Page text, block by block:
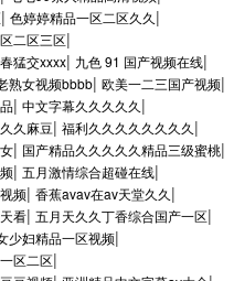
| 色婷婷精品一区二区久久|
二区三区|
猛交xxxx| 九色 91 国产视频在线|
熟女视频bbbb| 欧美一二三国产视频|
| 中文字幕久久久久久|
久麻豆| 福利久久久久久久久久|
| 国产精品久久久久久精品三级蜜桃|
| 五月激情综合超碰在线|
频| 香蕉avav在av天堂久久|
看| 五月天久久丁香综合国产一区|
少妇精品一区视频|
区二区|